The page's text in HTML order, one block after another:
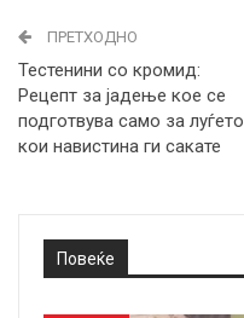
ПРЕТХОДНО
Тестенини со кромид:
Рецепт за јадење кое се
подготвува само за луѓето
кои навистина ги сакате
Повеќе